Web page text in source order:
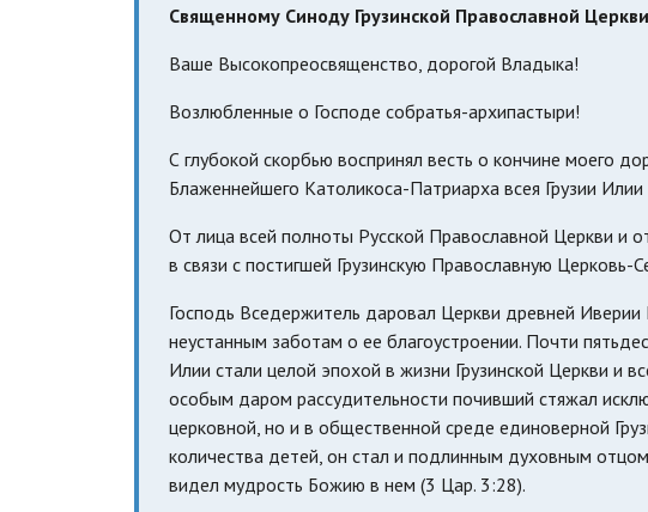
Священному Синоду Грузинской Православной Церкви
Ваше Высокопреосвященство, дорогой Владыка!
Возлюбленные о Господе собратья-архипастыри!
С глубокой скорбью воспринял весть о кончине моего
Блаженнейшего Католикоса-Патриарха всея Грузии Илии
От лица всей полноты Русской Православной Церкви и
в связи с постигшей Грузинскую Православную Церковь-
Господь Вседержитель даровал Церкви древней
неустанным заботам о ее благоустроении. Почти
Илии стали целой эпохой в жизни Грузинской Церкви и
особым даром рассудительности почивший стяжал
церковной, но и в общественной среде единоверной
количества детей, он стал и подлинным духовным отцом
видел мудрость Божию в нем (3 Цар. 3:28).